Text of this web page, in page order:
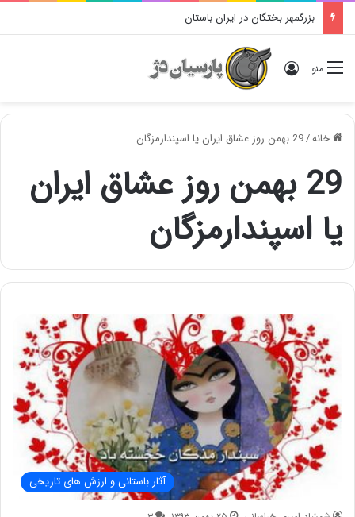
بزرگمهر بختگان در ایران باستان
منو ورود
خانه/29 بهمن روز عشاق ایران یا اسپندارمزگان
29 بهمن روز عشاق ایران
یا اسپندارمزگان
آثار باستانی و ارزش های تاریخی